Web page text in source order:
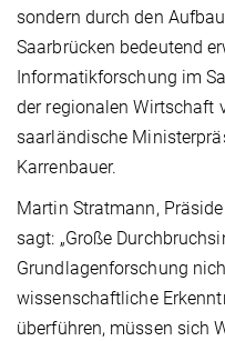
sondern durch den
Saarbrücken bedeutend
Informatikforschung im
der regionalen Wirtschaft
saarländische
Karrenbauer.
Martin Stratmann,
sagt: „Große
Grundlagenforschung
wissenschaftliche
überführen, müssen sich